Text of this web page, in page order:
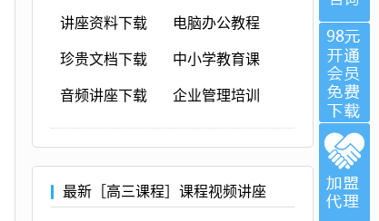
讲座资料下载 电脑办公教程
珍贵文档下载 中小学教育课
音频讲座下载 企业管理培训
最新［高三课程］课程视频讲座